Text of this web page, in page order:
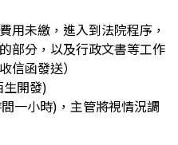
用未繳，進入到法院程序，
部分，以及行政文書等工作
信函發送）
開發)
一小時)，主管將視情況調